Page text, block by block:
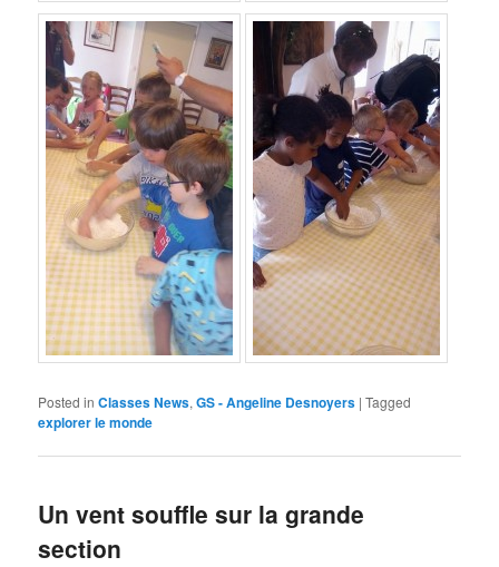
Posted in Classes News,GS - Angeline Desnoyers |Tagged
explorer le monde
Un vent souffle sur la grande
section